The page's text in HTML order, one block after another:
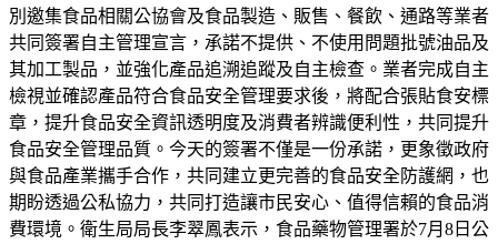
別邀集食品相關公協會及食品製造、販售、餐飲、通路等業者
共同簽署自主管理宣言，承諾不提供、不使用問題批號油品及
其加工製品，並強化產品追溯追蹤及自主檢查。業者完成自主
檢視並確認產品符合食品安全管理要求後，將配合張貼食安標
章，提升食品安全資訊透明度及消費者辨識便利性，共同提升
食品安全管理品質。今天的簽署不僅是一份承諾，更象徵政府
與食品產業攜手合作，共同建立更完善的食品安全防護網，也
期盼透過公私協力，共同打造讓市民安心、值得信賴的食品消
費環境。衛生局局長李翠鳳表示，食品藥物管理署於7月8日公